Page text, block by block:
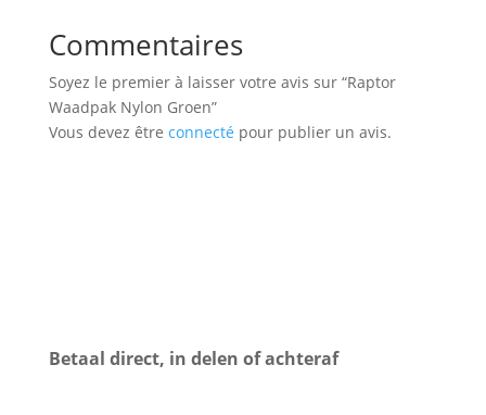
Commentaires
Soyez le premier à laisser votre avis sur “Raptor
Waadpak Nylon Groen”
Vous devez être connecté pour publier un avis.
Betaal direct, in delen of achteraf